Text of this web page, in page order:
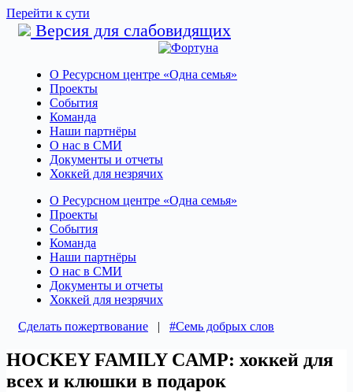
Перейти к сути
Версия для слабовидящих
О Ресурсном центре «Одна семья»
Проекты
События
Команда
Наши партнёры
О нас в СМИ
Документы и отчеты
Хоккей для незрячих
О Ресурсном центре «Одна семья»
Проекты
События
Команда
Наши партнёры
О нас в СМИ
Документы и отчеты
Хоккей для незрячих
Сделать пожертвование | #Семь добрых слов
HOCKEY FAMILY CAMP: хоккей для
всех и клюшки в подарок